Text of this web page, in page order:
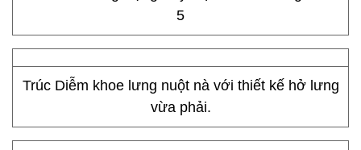
Trúc Diễm khoe lưng nuột nà với thiết kế hở lưng
vừa phải.